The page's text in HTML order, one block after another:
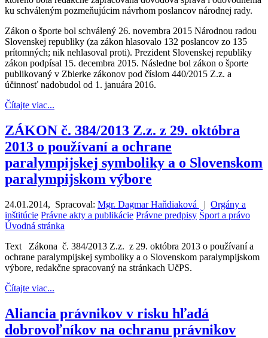
ku schváleným pozmeňujúcim návrhom poslancov národnej rady.
Zákon o športe bol schválený 26. novembra 2015 Národnou radou
Slovenskej republiky (za zákon hlasovalo 132 poslancov zo 135
prítomných; nik nehlasoval proti). Prezident Slovenskej republiky
zákon podpísal 15. decembra 2015. Následne bol zákon o športe
publikovaný v Zbierke zákonov pod číslom 440/2015 Z.z. a
účinnosť nadobudol od 1. januára 2016.
Čítajte viac...
ZÁKON č. 384/2013 Z.z. z 29. októbra
2013 o používaní a ochrane
paralympijskej symboliky a o Slovenskom
paralympijskom výbore
24.01.2014, Spracoval: Mgr. Dagmar Haňdiaková | Orgány a
inštitúcie Právne akty a publikácie Právne predpisy Šport a právo
Úvodná stránka
Text Zákona č. 384/2013 Z.z. z 29. októbra 2013 o používaní a
ochrane paralympijskej symboliky a o Slovenskom paralympijskom
výbore, redakčne spracovaný na stránkach UčPS.
Čítajte viac...
Aliancia právnikov v risku hľadá
dobrovoľníkov na ochranu právnikov